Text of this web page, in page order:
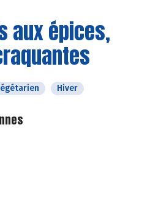
aux épices,
Hiver